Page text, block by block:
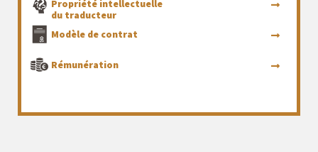
Propriété intellectuelle
du traducteur
Modèle de contrat
Rémunération